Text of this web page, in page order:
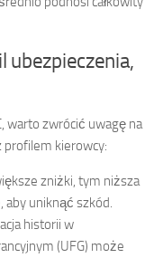
ubezpieczenia,
warto zwrócić uwagę na
profilem kierowcy:
zniżki, tym niższa
aby uniknąć szkód.
historii w
(UFG) może